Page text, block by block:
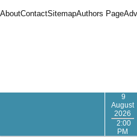
AboutContactSitemapAuthors Page
9
August
2026
2:00
PM